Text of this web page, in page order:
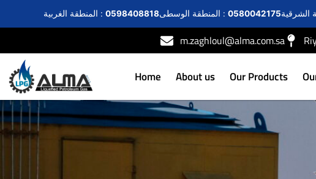
المنطقة الغربية : 0598408818 المنطقة الوسطى : 0580042175
m.zaghloul@alma.com.sa
Home About us Our Products